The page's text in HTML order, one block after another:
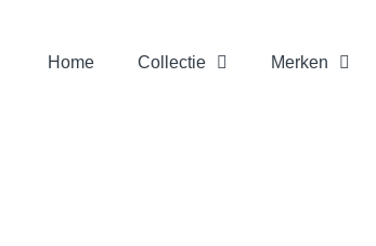
Home Collectie Merken